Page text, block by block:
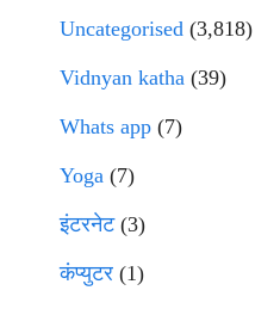
Uncategorised (3,818)
Vidnyan katha (39)
Whats app (7)
Yoga (7)
इंटरनेट(3)
कंप्युटर (1)